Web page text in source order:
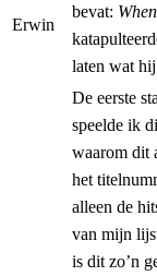
Erwin
bevat:
laten wat
De eerste
speelde ik
waarom dit
het
alleen de
van mijn
is dit zo’n